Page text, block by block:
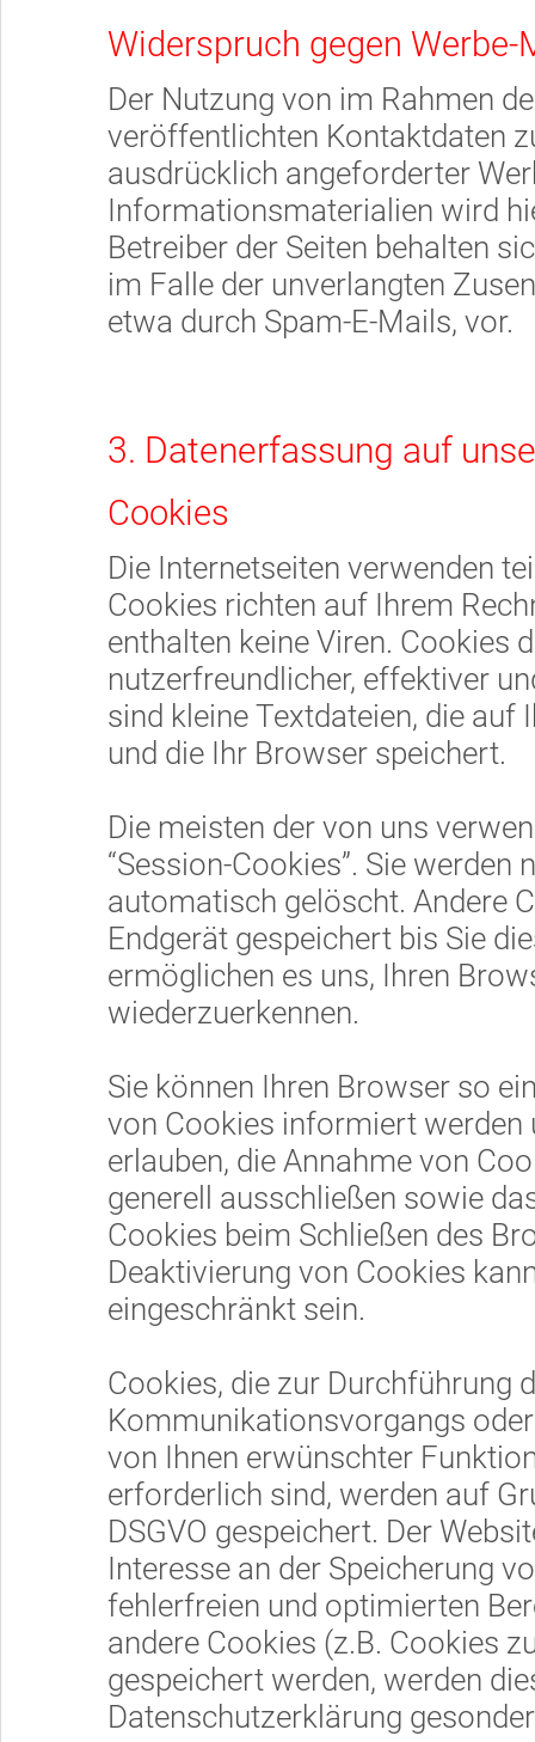
Widerspruch gegen Werbe-
Der Nutzung von im Rahmen
veröffentlichten Kontaktdaten
ausdrücklich angeforderter
Informationsmaterialien wird
Betreiber der Seiten behalten
im Falle der unverlangten
etwa durch Spam-E-Mails, vor.
3. Datenerfassung auf
Cookies
Die Internetseiten verwenden
Cookies richten auf Ihrem
enthalten keine Viren. Cookies
nutzerfreundlicher, effektiver
sind kleine Textdateien, die auf
und die Ihr Browser speichert.
Die meisten der von uns
“Session-Cookies”. Sie werden
automatisch gelöscht. Andere
Endgerät gespeichert bis Sie
ermöglichen es uns, Ihren
wiederzuerkennen.
Sie können Ihren Browser so
von Cookies informiert werden
erlauben, die Annahme von
generell ausschließen sowie
Cookies beim Schließen des
Deaktivierung von Cookies
eingeschränkt sein.
Cookies, die zur Durchführung
Kommunikationsvorgangs
von Ihnen erwünschter
erforderlich sind, werden auf
DSGVO gespeichert. Der
Interesse an der Speicherung
fehlerfreien und optimierten
andere Cookies (z.B. Cookies
gespeichert werden, werden
Datenschutzerklärung